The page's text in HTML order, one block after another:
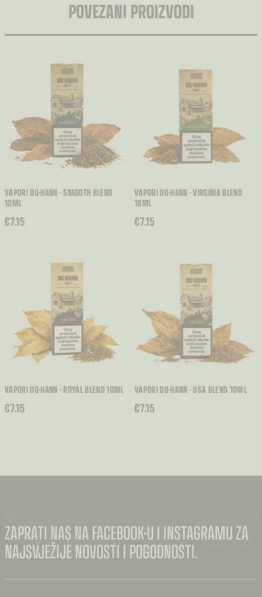
POVEZANI PROIZVODI
VAPORI DU-HANN - SMOOTH BLEND
10ML
€7.15
VAPORI DU-HANN - VIRGINIA BLEND
10ML
€7.15
VAPORI DU-HANN - ROYAL BLEND 10ML
€7.15
VAPORI DU-HANN - USA BLEND 10ML
€7.15
ZAPRATI NAS NA FACEBOOK-U I INSTAGRAMU ZA
NAJSVJEŽIJE NOVOSTI I POGODNOSTI.